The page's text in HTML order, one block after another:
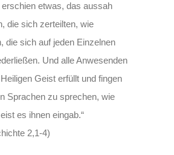
etwas, das aussah
die sich zerteilten, wie
die sich auf jeden Einzelnen
Und alle Anwesenden
Geist erfüllt und fingen
Sprachen zu sprechen, wie
es ihnen eingab.“
2,1-4)